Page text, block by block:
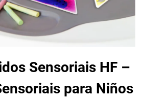
Sensoriais HF –
para Niños